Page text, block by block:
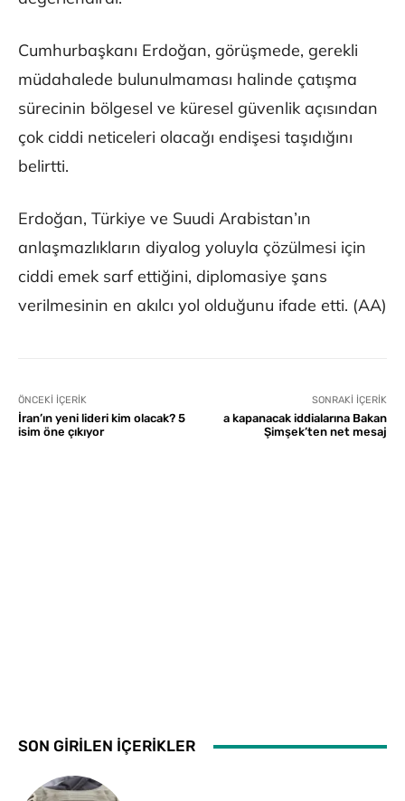
Cumhurbaşkanı Erdoğan, görüşmede, gerekli
müdahalede bulunulmaması halinde çatışma
sürecinin bölgesel ve küresel güvenlik açısından
çok ciddi neticeleri olacağı endişesi taşıdığını
belirtti.
Erdoğan, Türkiye ve Suudi Arabistan’ın
anlaşmazlıkların diyalog yoluyla çözülmesi için
ciddi emek sarf ettiğini, diplomasiye şans
verilmesinin en akılcı yol olduğunu ifade etti. (AA)
ÖNCEKI İÇERIK
İran’ın yeni lideri kim olacak? 5
isim öne çıkıyor
SONRAKI İÇERIK
a kapanacak iddialarına Bakan
Şimşek’ten net mesaj
SON GİRİLEN İÇERİKLER